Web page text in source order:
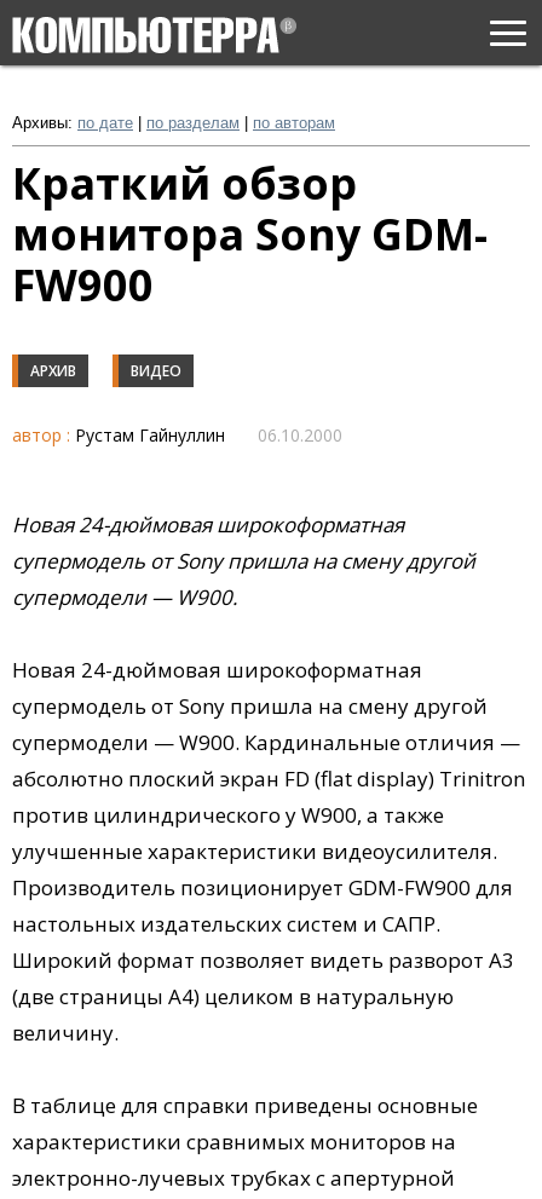
Архивы: по дате по разделам по авторам
Краткий обзор
монитора Sony GDM-
FW900
АРХИВ ВИДЕО
автор : Рустам Гайнуллин 06.10.2000
Новая 24-дюймовая широкоформатная
супермодель от Sony пришла на смену другой
супермодели — W900.
Новая 24-дюймовая широкоформатная
супермодель от Sony пришла на смену другой
супермодели — W900. Кардинальные отличия —
абсолютно плоский экран FD (flat display) Trinitron
против цилиндрического у W900, а также
улучшенные характеристики видеоусилителя.
Производитель позиционирует GDM-FW900 для
настольных издательских систем и САПР.
Широкий формат позволяет видеть разворот А3
(две страницы А4) целиком в натуральную
величину.
В таблице для справки приведены основные
характеристики сравнимых мониторов на
электронно-лучевых трубках с апертурной